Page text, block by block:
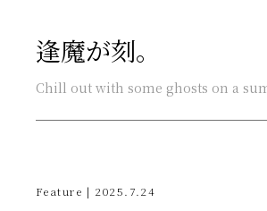
逢魔が刻。
Chill out with some ghosts on a
Feature | 2025.7.24